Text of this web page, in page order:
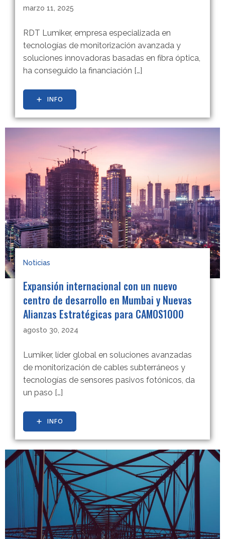
marzo 11, 2025
RDT Lumiker, empresa especializada en
tecnologías de monitorización avanzada y
soluciones innovadoras basadas en fibra óptica,
ha conseguido la financiación […]
INFO
Noticias
Expansión internacional con un nuevo
centro de desarrollo en Mumbai y Nuevas
Alianzas Estratégicas para CAMOS1000
agosto 30, 2024
Lumiker, líder global en soluciones avanzadas
de monitorización de cables subterráneos y
tecnologías de sensores pasivos fotónicos, da
un paso […]
INFO